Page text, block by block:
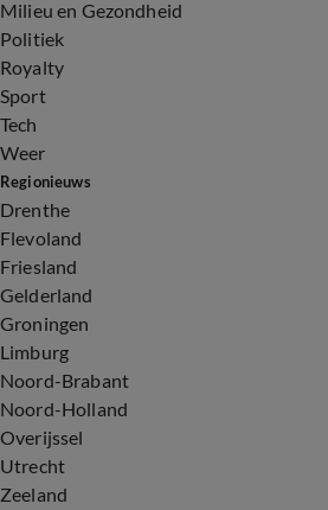
Milieu en Gezondheid
Politiek
Royalty
Sport
Tech
Weer
Regionieuws
Drenthe
Flevoland
Friesland
Gelderland
Groningen
Limburg
Noord-Brabant
Noord-Holland
Overijssel
Utrecht
Zeeland